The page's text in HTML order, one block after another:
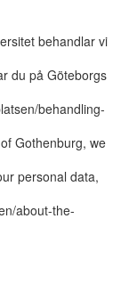
behandlar vi
du på Göteborgs
behandling-
Gothenburg, we
personal data,
about-the-